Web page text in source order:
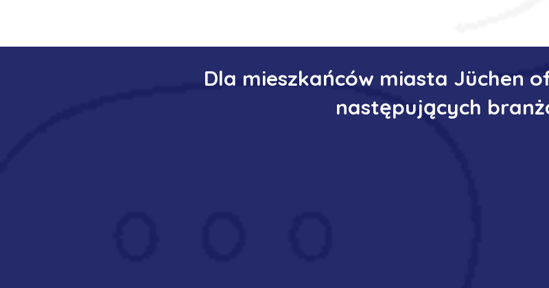
Dla mieszkańców miasta Jüchen
następujących